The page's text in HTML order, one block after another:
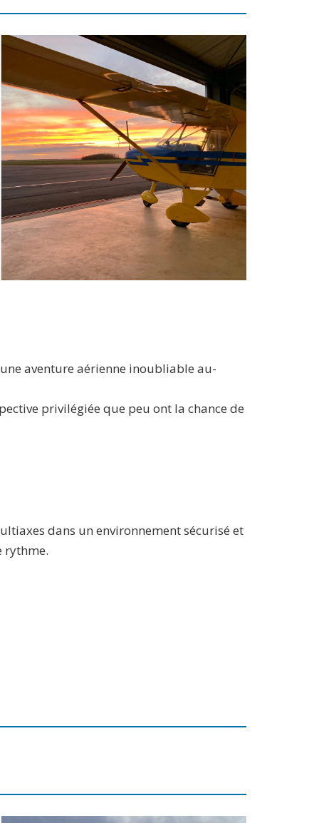
une aventure aérienne inoubliable au-
privilégiée que peu ont la chance de
dans un environnement sécurisé et
rythme.